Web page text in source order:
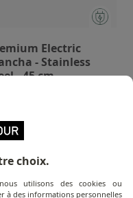
Electric
- Stainless
- 45 cm
choix.
utilisons des cookies ou
à des informations personnelles